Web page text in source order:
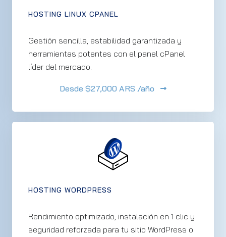
HOSTING LINUX CPANEL
Gestión sencilla, estabilidad garantizada y
herramientas potentes con el panel cPanel
líder del mercado.
Desde $27,000 ARS /año
HOSTING WORDPRESS
Rendimiento optimizado, instalación en 1 clic y
seguridad reforzada para tu sitio WordPress o